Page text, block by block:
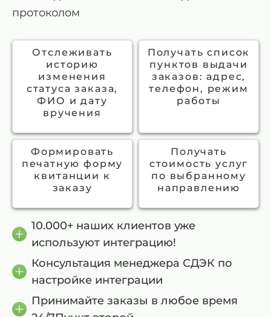
протоколом
Отслеживать
историю
изменения
статуса заказа,
ФИО и дату
вручения
Получать список
пунктов выдачи
заказов: адрес,
телефон, режим
работы
Формировать
печатную форму
квитанции к
заказу
Получать
стоимость услуг
по выбранному
направлению
10.000+ наших клиентов уже
используют интеграцию!
Консультация менеджера СДЭК по
настройке интеграции
Принимайте заказы в любое время